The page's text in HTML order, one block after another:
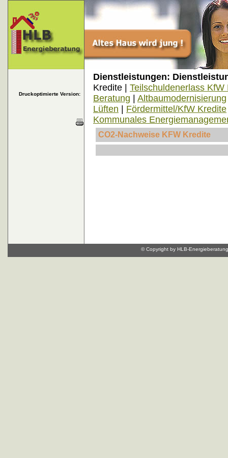
Druckoptimierte Version:
Dienstleistungen:
Kredite | Teilschuldenerlass KfW
Beratung
Altbaumodernisierung
Lüften
Fördermittel/KfW Kredite
Kommunales
CO2-Nachweise KFW Kredite
© Copyright by HLB-